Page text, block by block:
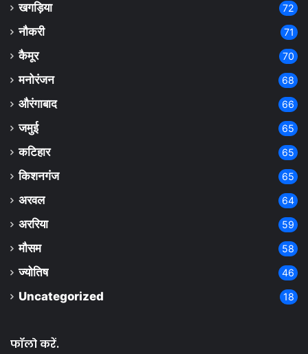
खगड़िया 72
नौकरी 71
कैमूर 70
मनोरंजन 68
औरंगाबाद 66
जमुई 65
कटिहार 65
किशनगंज 65
अरवल 64
अररिया 59
मौसम 58
ज्योतिष 46
Uncategorized 18
फॉलो करें.